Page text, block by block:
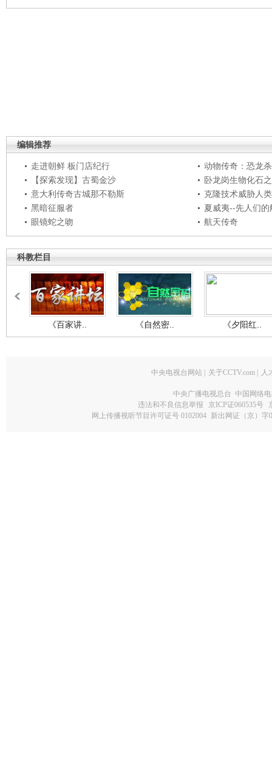
编辑推荐
走进朝鲜 板门店纪行
动物传奇：恐龙
【探索发现】古蜀金沙
卧龙岗生物化石
意大利传奇古城那不勒斯
克隆技术威胁人
黑暗征服者
夏威夷--先人们的
眼镜蛇之吻
航天传奇
科教栏目
《百家讲.. 《自然密.. 《夕阳红..
中央电视台网站 | 关于CCTV.com | 人
中央广播电视总台 中国网络
违法和不良信息举报
京ICP证060535号
网上传播视听节目许可证号 0102004 新出网证（京）